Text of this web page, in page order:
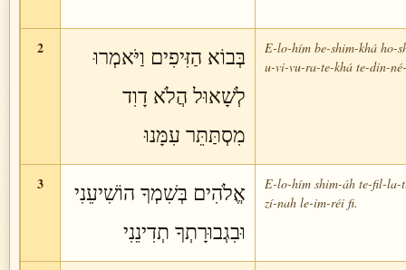
2
בְּבוֹא הַזִּיפִים וַיֹּאמְרוּ
לְשָׁאוּל הֲלֹא דָוִד
מִסְתַּתֵּר עִמָּנוּ
E-lo-hím be-shim-khá ho-
u-vi-vu-ra-te-khá te-din-
3
אֱלֹהִים בְּשִׁמְךָ הוֹשִׁיעֵנִי
וּבִגְבוּרָתְךָ תְדִינֵנִי
E-lo-hím shim-áh te-fil-
zí-nah le-im-réi fi.